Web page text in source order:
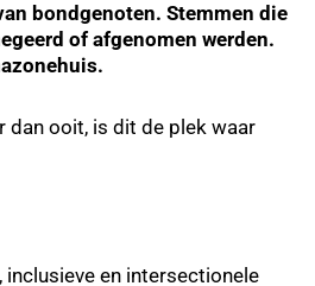
bondgenoten. Stemmen die
of afgenomen werden.
dan ooit, is dit de plek waar
inclusieve en intersectionele